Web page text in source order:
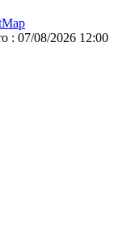
: 07/08/2026 12:00